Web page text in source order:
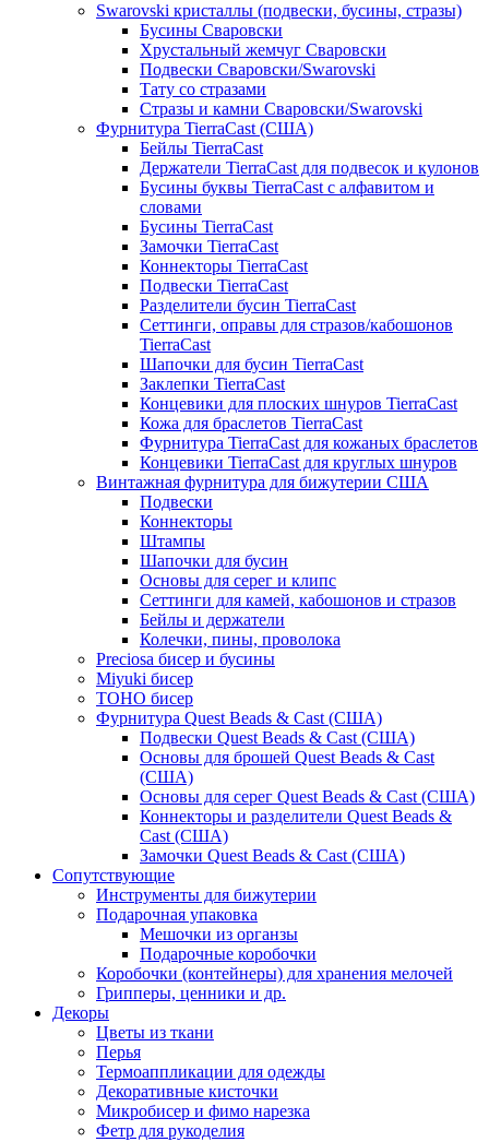
Swarovski кристаллы (подвески, бусины, стразы)
Бусины Сваровски
Хрустальный жемчуг Сваровски
Подвески Сваровски/Swarovski
Тату со стразами
Стразы и камни Сваровски/Swarovski
Фурнитура TierraCast (США)
Бейлы TierraCast
Держатели TierraCast для подвесок и кулонов
Бусины буквы TierraCast с алфавитом и
словами
Бусины TierraCast
Замочки TierraCast
Коннекторы TierraCast
Подвески TierraCast
Разделители бусин TierraCast
Сеттинги, оправы для стразов/кабошонов
TierraCast
Шапочки для бусин TierraCast
Заклепки TierraCast
Концевики для плоских шнуров TierraCast
Кожа для браслетов TierraCast
Фурнитура TierraCast для кожаных браслетов
Концевики TierraCast для круглых шнуров
Винтажная фурнитура для бижутерии США
Подвески
Коннекторы
Штампы
Шапочки для бусин
Основы для серег и клипс
Сеттинги для камей, кабошонов и стразов
Бейлы и держатели
Колечки, пины, проволока
Preciosa бисер и бусины
Miyuki бисер
TOHO бисер
Фурнитура Quest Beads & Cast (США)
Подвески Quest Beads & Cast (США)
Основы для брошей Quest Beads & Cast
(США)
Основы для серег Quest Beads & Cast (США)
Коннекторы и разделители Quest Beads &
Cast (США)
Замочки Quest Beads & Cast (США)
Сопутствующие
Инструменты для бижутерии
Подарочная упаковка
Мешочки из органзы
Подарочные коробочки
Коробочки (контейнеры) для хранения мелочей
Грипперы, ценники и др.
Декоры
Цветы из ткани
Перья
Термоаппликации для одежды
Декоративные кисточки
Микробисер и фимо нарезка
Фетр для рукоделия